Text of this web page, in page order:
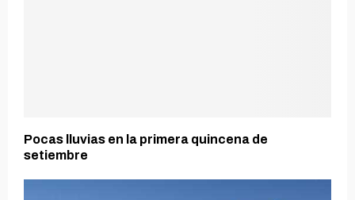
Pocas lluvias en la primera quincena de
setiembre